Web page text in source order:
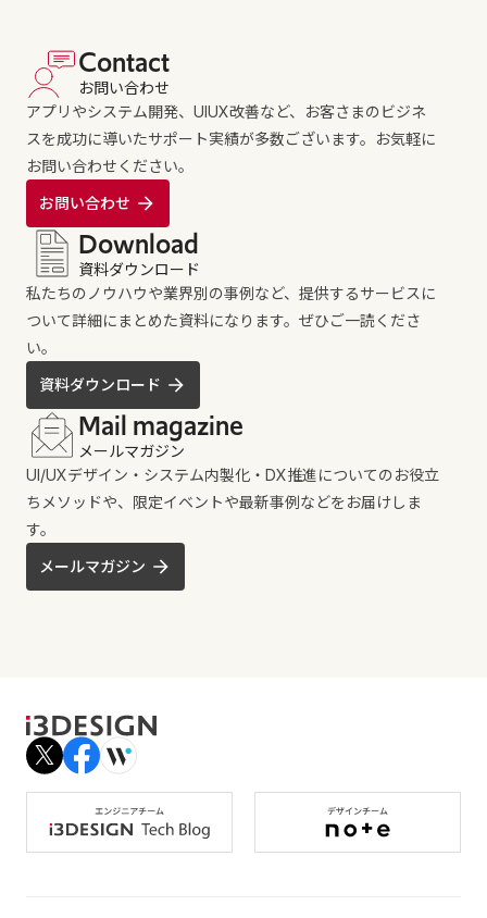
Contact
お問い合わせ
アプリやシステム開発、UIUX改善など、お客さまのビジネ
スを成功に導いたサポート実績が多数ございます。お気軽に
お問い合わせください。
お問い合わせ
Download
資料ダウンロード
私たちのノウハウや業界別の事例など、提供するサービスに
ついて詳細にまとめた資料になります。ぜひご一読くださ
い。
資料ダウンロード
Mail magazine
メールマガジン
UI/UXデザイン・システム内製化・DX推進についてのお役立
ちメソッドや、限定イベントや最新事例などをお届けしま
す。
メールマガジン